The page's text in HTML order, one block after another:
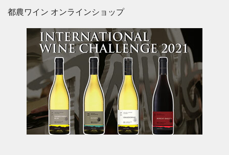
都農ワイン オンラインショップ